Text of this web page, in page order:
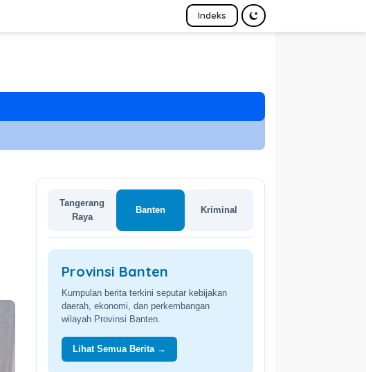
Indeks
Tangerang
Raya
Banten Kriminal
Provinsi Banten
Kumpulan berita terkini seputar kebijakan
daerah, ekonomi, dan perkembangan
wilayah Provinsi Banten.
Lihat Semua Berita →